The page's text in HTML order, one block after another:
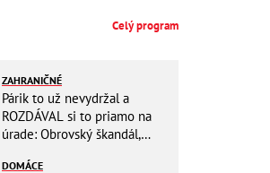
Celý program
ZAHRANIČNÉ
Párik to už nevydržal a
ROZDÁVAL si to priamo na
úrade: Obrovský škandál,
DOMÁCE